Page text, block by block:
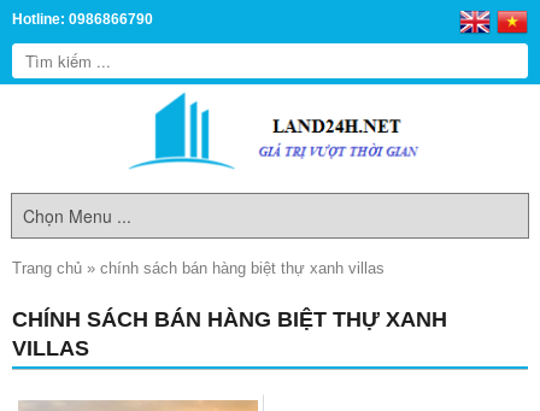
Hotline: 0986866790
Trang chủ » chính sách bán hàng biệt thự xanh villas
CHÍNH SÁCH BÁN HÀNG BIỆT THỰ XANH
VILLAS